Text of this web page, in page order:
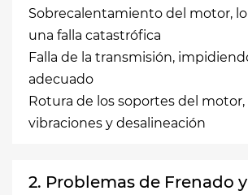
Sobrecalentamiento del motor,
una falla catastrófica
Falla de la transmisión,
adecuado
Rotura de los soportes del
vibraciones y desalineación
2. Problemas de Frenado y